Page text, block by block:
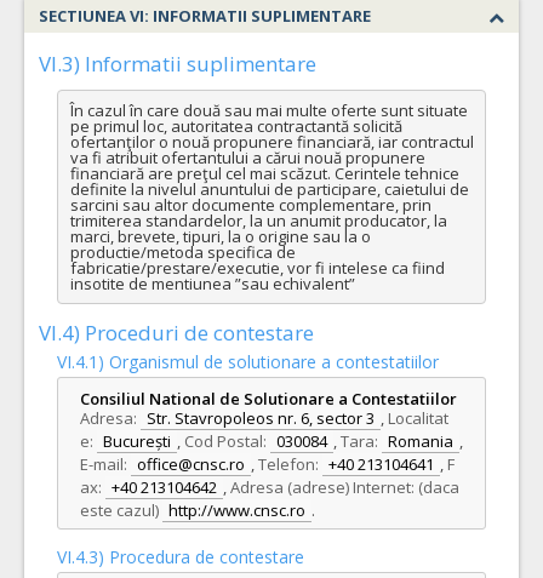
SECTIUNEA VI: INFORMATII SUPLIMENTARE
VI.3) Informatii suplimentare
În cazul în care două sau mai multe oferte sunt situate
pe primul loc, autoritatea contractantă solicită
ofertanţilor o nouă propunere financiară, iar contractul
va fi atribuit ofertantului a cărui nouă propunere
financiară are preţul cel mai scăzut. Cerintele tehnice
definite la nivelul anuntului de participare, caietului de
sarcini sau altor documente complementare, prin
trimiterea standardelor, la un anumit producator, la
marci, brevete, tipuri, la o origine sau la o
productie/metoda specifica de
fabricatie/prestare/executie, vor fi intelese ca fiind
insotite de mentiunea ”sau echivalent”
VI.4) Proceduri de contestare
VI.4.1) Organismul de solutionare a contestatiilor
Consiliul National de Solutionare a Contestatiilor
Adresa: Str. Stavropoleos nr. 6, sector 3 , Localitat
e: București , Cod Postal: 030084 ,Tara: Romania ,
E-mail: office@cnsc.ro ,Telefon: +40 213104641 , F
ax: +40 213104642 ,Adresa (adrese) Internet: (daca
este cazul) http://www.cnsc.ro .
VI.4.3) Procedura de contestare